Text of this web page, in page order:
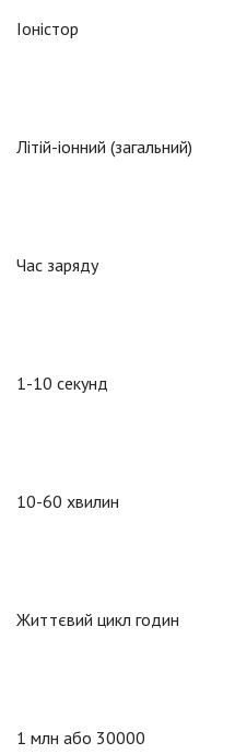
Іоністор
Літій-іонний (загальний)
Час заряду
1-10 секунд
10-60 хвилин
Життєвий цикл годин
1 млн або 30000